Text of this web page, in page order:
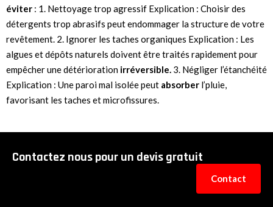
éviter : 1. Nettoyage trop agressif Explication : Choisir des
détergents trop abrasifs peut endommager la structure de votre
revêtement. 2. Ignorer les taches organiques Explication : Les
algues et dépôts naturels doivent être traités rapidement pour
empêcher une détérioration irréversible. 3. Négliger l’étanchéité
Explication : Une paroi mal isolée peut absorber l’pluie,
favorisant les taches et microfissures.
Contactez nous pour un devis gratuit
Contact